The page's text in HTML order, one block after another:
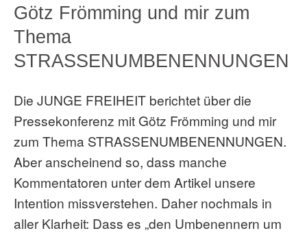
Götz Frömming und mir zum
Thema
STRASSENUMBENENNUNGEN
Die JUNGE FREIHEIT berichtet über die
Pressekonferenz mit Götz Frömming und mir
zum Thema STRASSENUMBENENNUNGEN.
Aber anscheinend so, dass manche
Kommentatoren unter dem Artikel unsere
Intention missverstehen. Daher nochmals in
aller Klarheit: Dass es „den Umbenennern um